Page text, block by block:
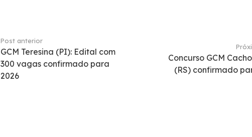
Post anterior
GCM Teresina (PI): Edital com
300 vagas confirmado para
2026
Concurso GCM
(RS) confirmado